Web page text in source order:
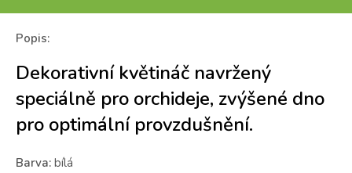
Popis:
Dekorativní květináč navržený
speciálně pro orchideje, zvýšené dno
pro optimální provzdušnění.
Barva: bílá